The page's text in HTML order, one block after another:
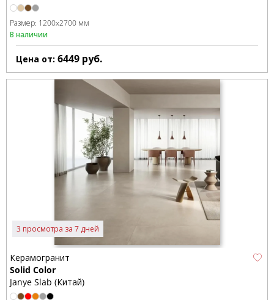
Размер: 1200x2700 мм
В наличии
Цена от: 6449 руб.
3 просмотра за 7 дней
Керамогранит
Solid Color
Janye Slab (Китай)